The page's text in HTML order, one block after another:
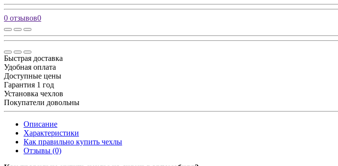
0 отзывов0
Быстрая доставка
Удобная оплата
Доступные цены
Гарантия 1 год
Установка чехлов
Покупатели довольны
Описание
Характеристики
Как правильно купить чехлы
Отзывы (0)